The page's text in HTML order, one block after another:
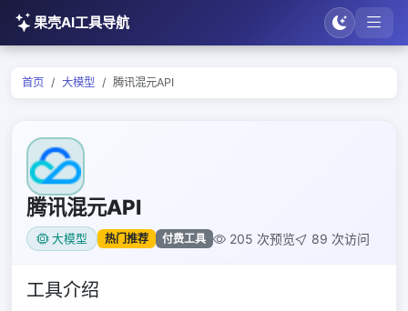
果壳AI工具导航
首页 大模型 腾讯混元API
腾讯混元API
大模型 热门推荐 付费工具 205 次预览 89 次访问
工具介绍